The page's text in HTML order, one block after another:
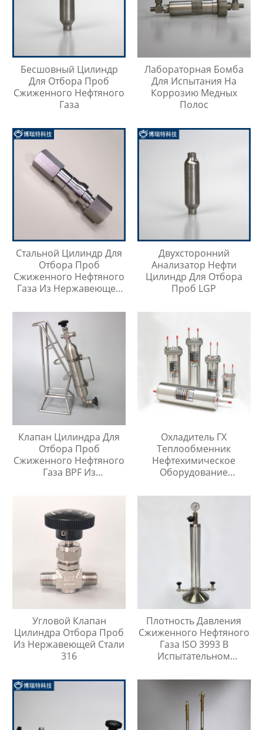
Бесшовный Цилиндр
Для Отбора Проб
Сжиженного Нефтяного
Газа
Лабораторная Бомба
Для Испытания На
Коррозию Медных
Полос
Стальной Цилиндр Для
Отбора Проб
Сжиженного Нефтяного
Газа Из Нержавеющей
Быстрого Соединителя
Двухсторонний
Анализатор Нефти
Цилиндр Для Отбора
Проб LGP
Клапан Цилиндра Для
Отбора Проб
Сжиженного Нефтяного
Газа BPF Из
Охладитель ГХ
Теплообменник
Нефтехимическое
Оборудование
Угловой Клапан
Цилиндра Отбора Проб
Из Нержавеющей Стали
316
Плотность Давления
Сжиженного Нефтяного
Газа ISO 3993 В
Испытательном
Углеводородов